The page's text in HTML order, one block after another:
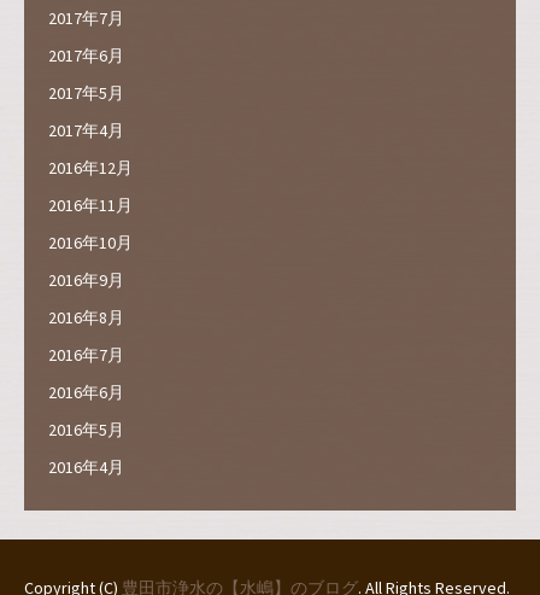
2017年7月
2017年6月
2017年5月
2017年4月
2016年12月
2016年11月
2016年10月
2016年9月
2016年8月
2016年7月
2016年6月
2016年5月
2016年4月
Copyright (C) 豊田市浄水の【水嶋】のブログ. All Rights Reserved.